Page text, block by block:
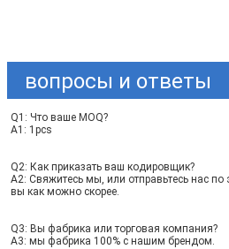
вопросы и ответы
Q1: Что ваше MOQ?
A1: 1pcs
Q2: Как приказать ваш кодировщик?
A2: Свяжитесь мы, или отправьтесь нас по
вы как можно скорее.
Q3: Вы фабрика или торговая компания?
A3: мы фабрика 100% с нашим брендом.